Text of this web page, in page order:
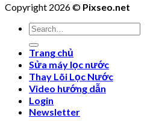
Copyright 2026 © Pixseo.net
Search
for:
Trang chủ
Sửa máy lọc nước
Thay Lõi Lọc Nước
Video hướng dẫn
Login
Newsletter